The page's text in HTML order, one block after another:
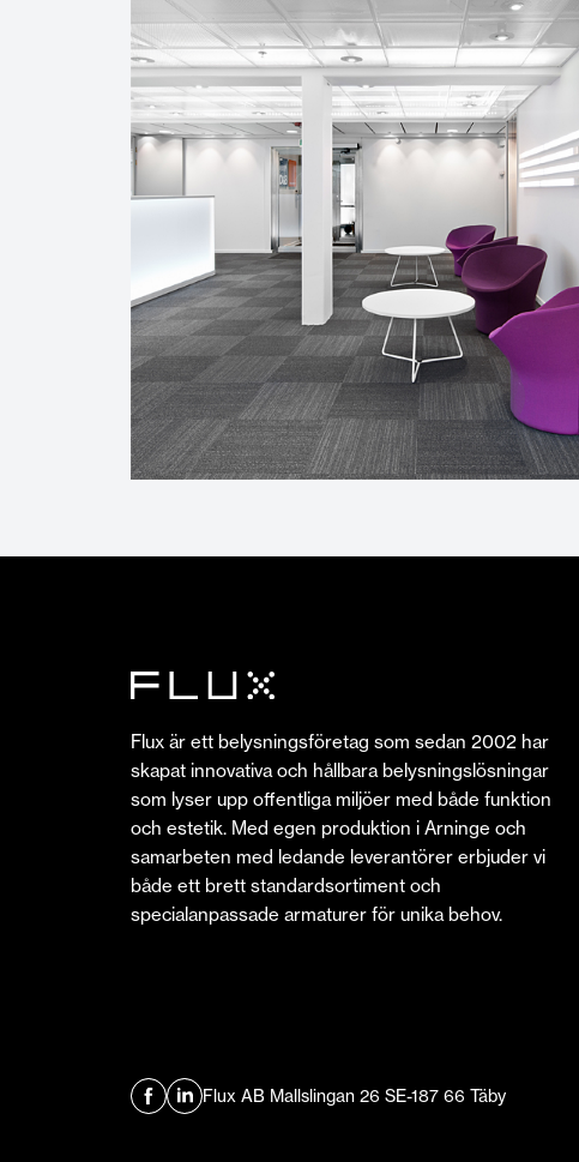
Flux är ett belysningsföretag som sedan 2002 har
skapat innovativa och hållbara belysningslösningar
som lyser upp offentliga miljöer med både funktion
och estetik. Med egen produktion i Arninge och
samarbeten med ledande leverantörer erbjuder vi
både ett brett standardsortiment och
specialanpassade armaturer för unika behov.
Flux AB Mallslingan 26 SE-187 66 Täby